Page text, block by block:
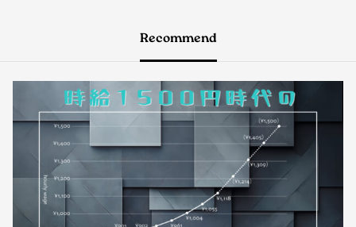
Recommend